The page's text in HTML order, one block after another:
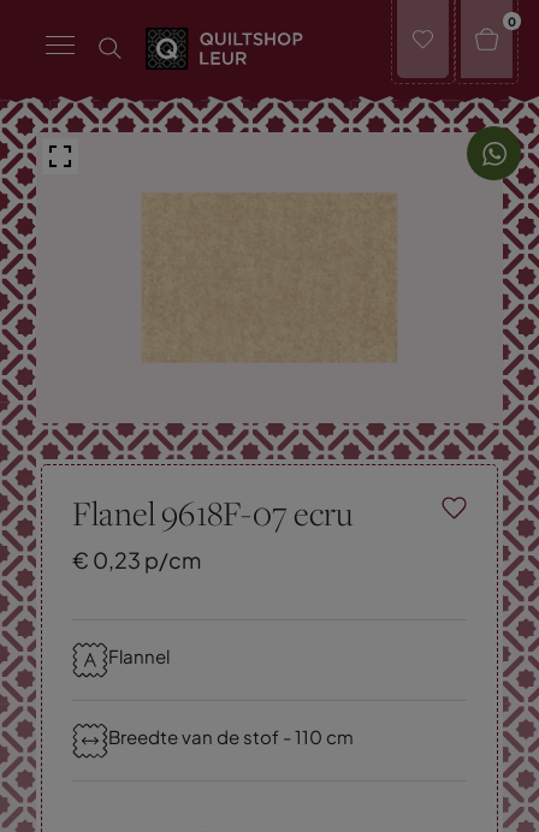
0
Flanel 9618F-07 ecru
€ 0,23 p/cm
Flannel
Breedte van de stof - 110 cm